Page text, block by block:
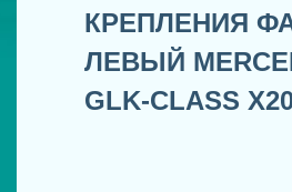
КРЕПЛЕНИЯ
ЛЕВЫЙ
GLK-CLASS